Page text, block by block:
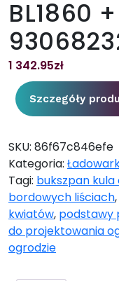
BL1860
1 342.95zł
Szczegóły
SKU: 86f67c846efe
Kategoria:
Tagi: bukszpan
bordowych liściach,
kwiatów, podstawy
do projektowania
ogrodzie